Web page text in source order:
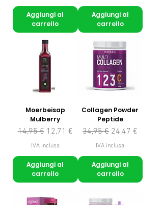
Aggiungi al
carrello
Aggiungi al
carrello
Moerbeisap
Mulberry
Prezzo regolare
14,95 € Prezzo scontato
12,71 €
IVA inclusa
Aggiungi al
carrello
Collagen Powder
Peptide
Prezzo regolare
34,95 € Prezzo scontato
24,47 €
IVA inclusa
Aggiungi al
carrello